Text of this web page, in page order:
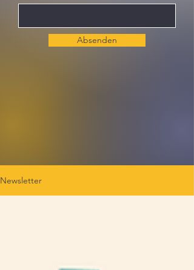
Absenden
Newsletter